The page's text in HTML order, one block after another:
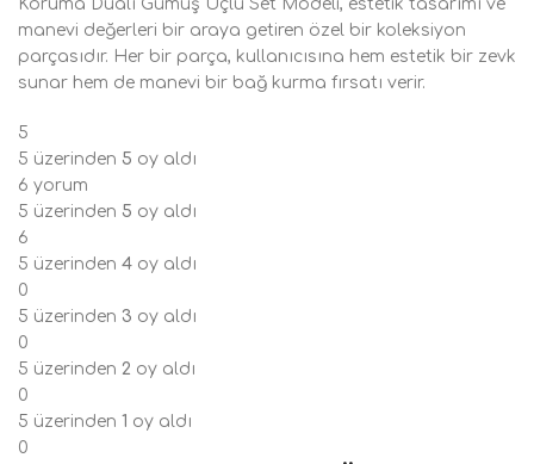
Koruma Dualı Gümüş Üçlü Set Modeli, estetik tasarımı ve
manevi değerleri bir araya getiren özel bir koleksiyon
parçasıdır. Her bir parça, kullanıcısına hem estetik bir zevk
sunar hem de manevi bir bağ kurma fırsatı verir.
5
5 üzerinden 5 oy aldı
6 yorum
5 üzerinden 5 oy aldı
6
5 üzerinden 4 oy aldı
0
5 üzerinden 3 oy aldı
0
5 üzerinden 2 oy aldı
0
5 üzerinden 1 oy aldı
0